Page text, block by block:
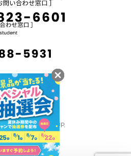
COLLEGE GROUP.